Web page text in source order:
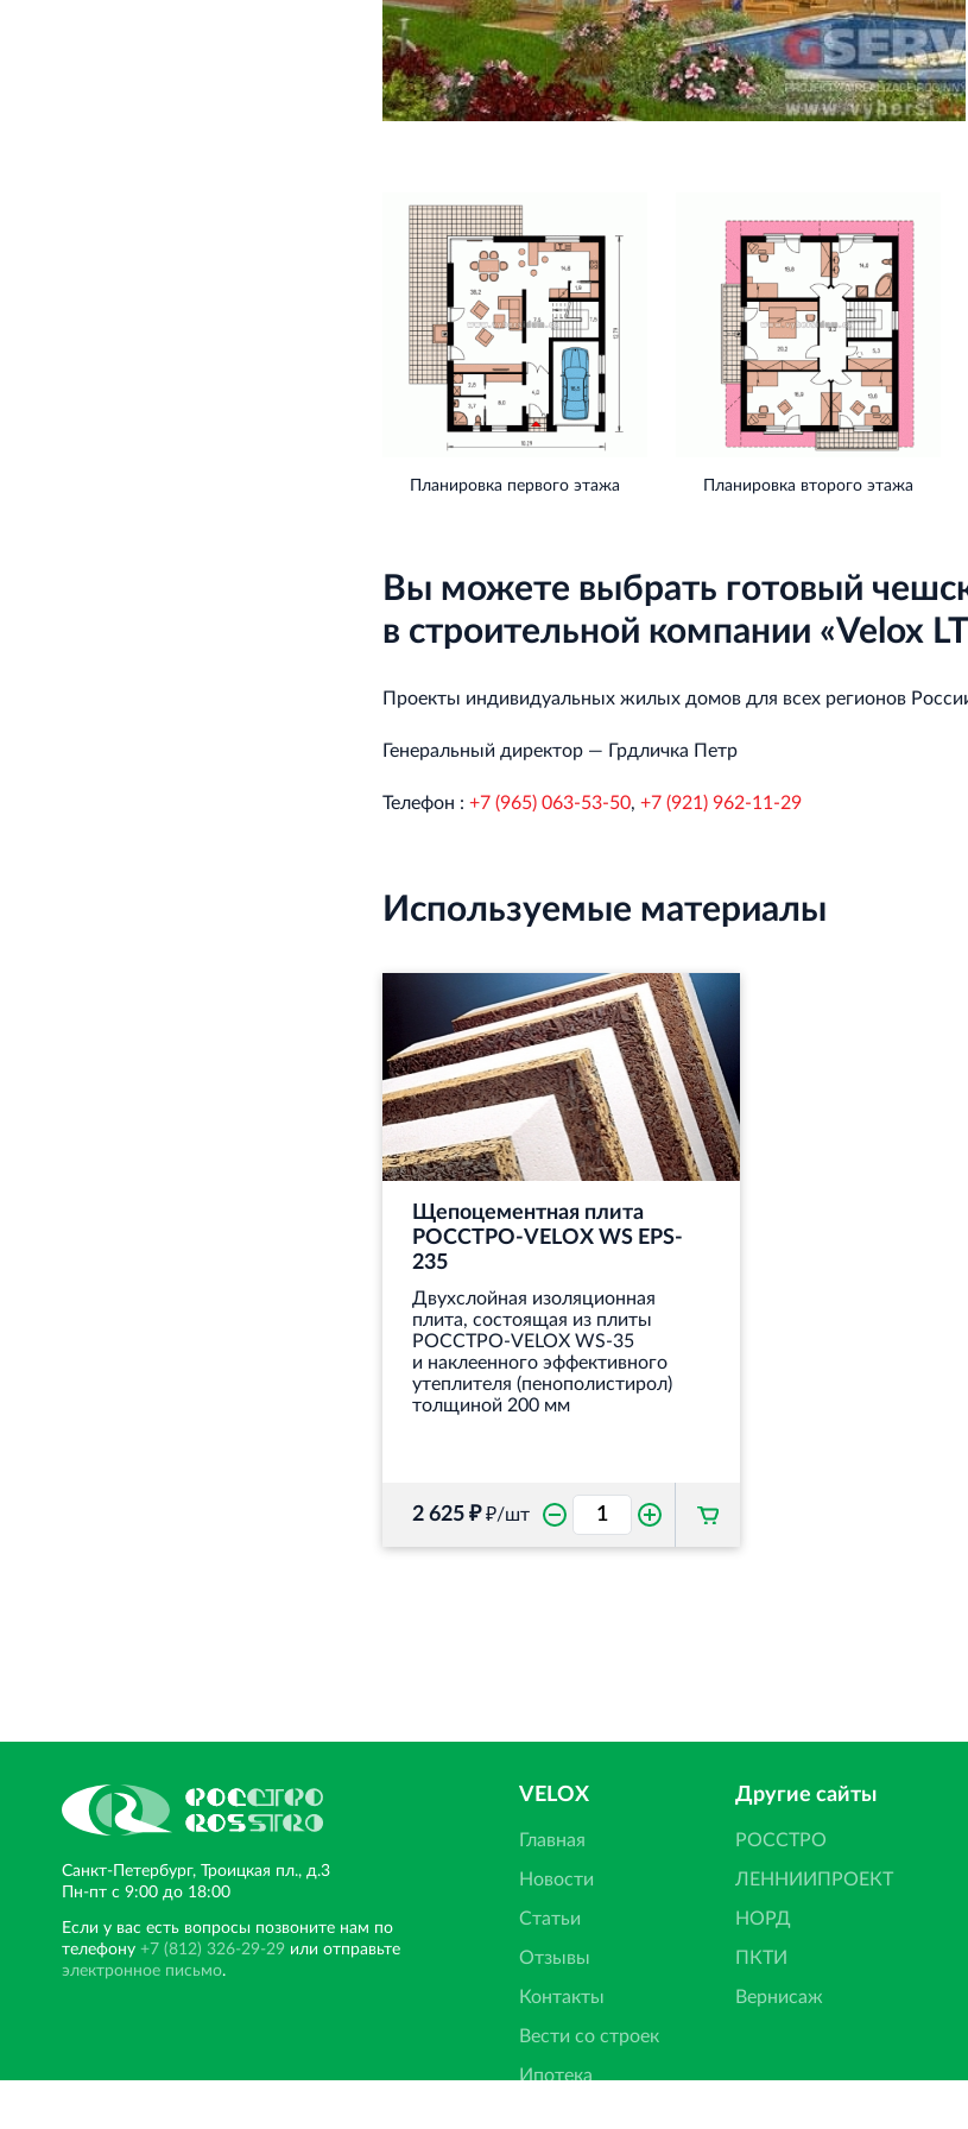
Планировка первого этажа Планировка второго этажа
Вы можете выбрать готовый
в строительной компании «Velox
Проекты индивидуальных жилых домов для всех регионов
Генеральный директор — Грдличка Петр
Телефон : +7 (965) 063-53-50, +7 (921) 962-11-29
Используемые материалы
Щепоцементная плита
РОССТРО-VELOX WS EPS-
235
Двухслойная изоляционная
плита, состоящая из плиты
РОССТРО-VELOX WS-35
и наклеенного эффективного
утеплителя (пенополистирол)
толщиной 200 мм
2 625 ₽₽/шт
Санкт‐Петербург, Троицкая пл., д.3
Пн‐пт с 9:00 до 18:00
Если у вас есть вопросы позвоните нам по
телефону +7 (812) 326-29-29 или отправьте
электронное письмо.
VELOX
Главная
Новости
Статьи
Отзывы
Контакты
Вести со строек
Ипотека
Другие сайты
РОССТРО
ЛЕННИИПРОЕКТ
НОРД
ПКТИ
Вернисаж